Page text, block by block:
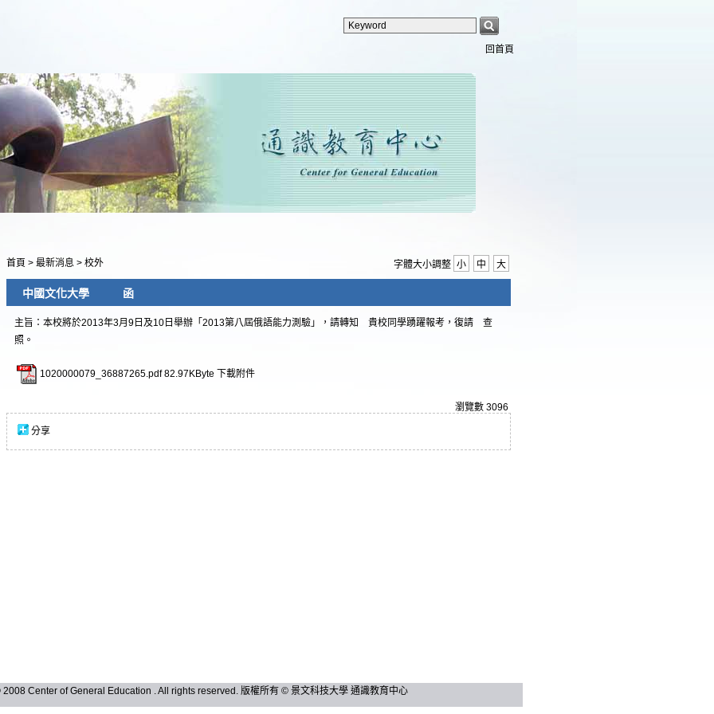
回首頁
首頁 > 最新消息 > 校外 字體大小調整 小 中 大
中國文化大學 函
主旨：本校將於2013年3月9日及10日舉辦「2013第八屆俄語能力測驗」，請轉知 貴校同學踴躍報考，復請 查
照。
1020000079_36887265.pdf 82.97KByte 下載附件
瀏覽數 3096
分享
Center of General Education . All rights reserved. 版權所有 © 景文科技大學 通識教育中心